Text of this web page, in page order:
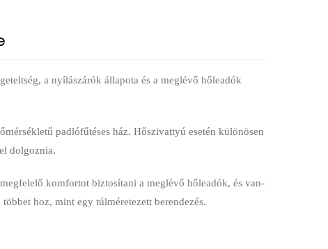
a nyílászárók állapota és a meglévő hőleadók
padlófűtéses ház. Hőszivattyú esetén különösen
dolgoznia.
komfortot biztosítani a meglévő hőleadók, és van-
hoz, mint egy túlméretezett berendezés.